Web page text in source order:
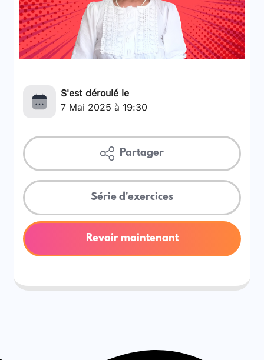
S'est déroulé le
7 Mai 2025 à 19:30
Partager
Série d'exercices
Revoir maintenant